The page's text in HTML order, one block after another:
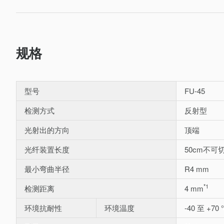
规格
型号
FU-45
检测方式
反射型
光射出的方向
顶端
光纤装置长度
50cm不可
最小弯曲半径
R4 mm
检测距离
4 mm*1
环境抗耐性 环境温度
-40 至 +70